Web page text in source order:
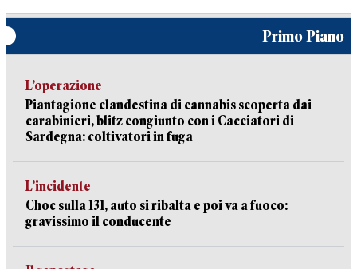
Primo Piano
L’operazione
Piantagione clandestina di cannabis scoperta dai
carabinieri, blitz congiunto con i Cacciatori di
Sardegna: coltivatori in fuga
L’incidente
Choc sulla 131, auto si ribalta e poi va a fuoco:
gravissimo il conducente